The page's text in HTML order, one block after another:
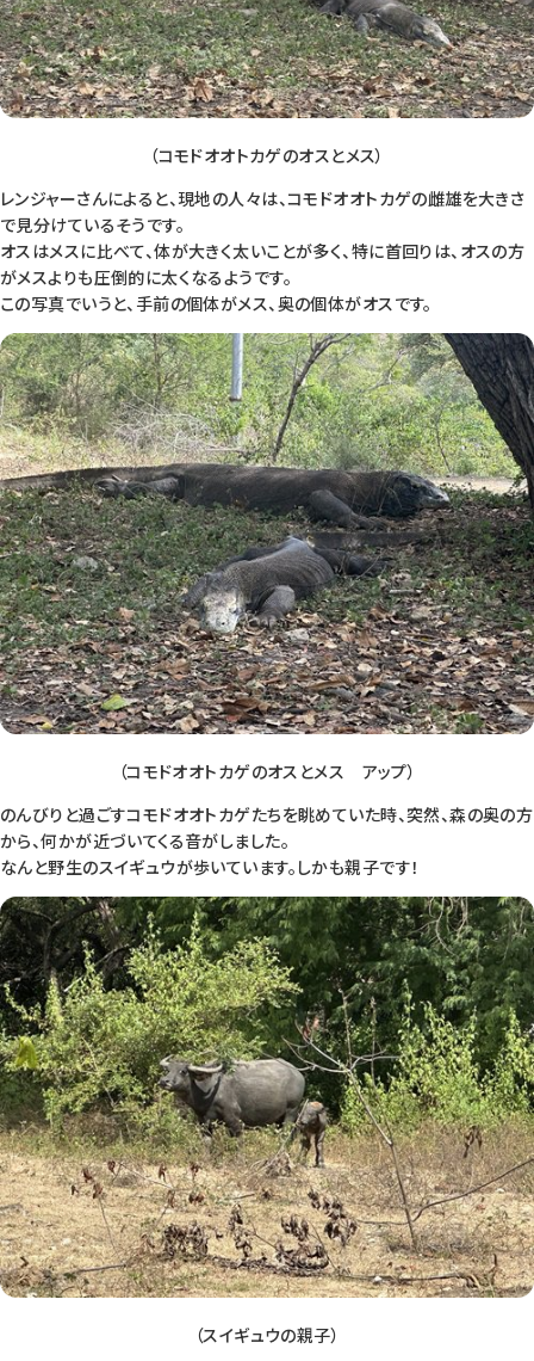
（コモドオオトカゲのオスとメス）
レンジャーさんによると、現地の人々は、コモドオオトカゲの雌雄を大きさ
で見分けているそうです。
オスはメスに比べて、体が大きく太いことが多く、特に首回りは、オスの方
がメスよりも圧倒的に太くなるようです。
この写真でいうと、手前の個体がメス、奥の個体がオスです。
（コモドオオトカゲのオスとメス アップ）
のんびりと過ごすコモドオオトカゲたちを眺めていた時、突然、森の奥の方
から、何かが近づいてくる音がしました。
なんと野生のスイギュウが歩いています。しかも親子です！
（スイギュウの親子）